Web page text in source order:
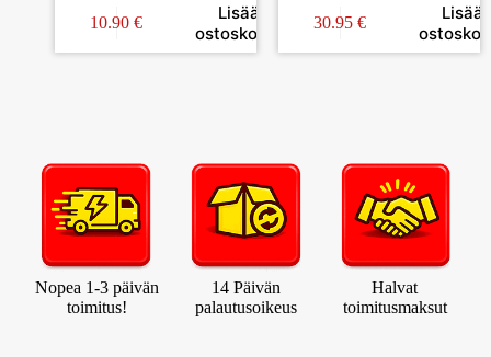
10.90 €
Lisää
ostoskoriin
30.95 €
Lisää
Nopea 1-3 päivän
toimitus!
14 Päivän
palautusoikeus
Halvat
toimitusmaksut